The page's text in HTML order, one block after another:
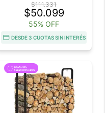
$111.331
$50.099
55% OFF
DESDE 3 CUOTAS SIN INTERÉS